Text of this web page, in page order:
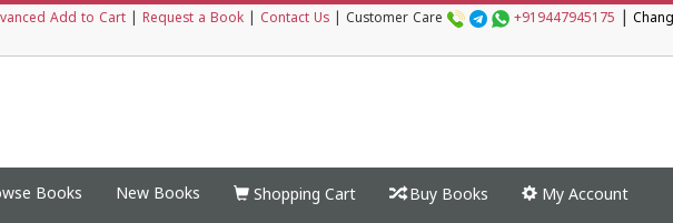
Add to Cart Request a Book Contact Us Customer Care +919447945175
Books New Books Shopping Cart Buy Books My Account